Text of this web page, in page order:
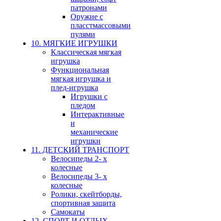
патронами
Оружие с
пласстмассовыми
пулями
10. МЯГКИЕ ИГРУШКИ
Классическая мягкая
игрушка
Функциональная
мягкая игрушка и
плед-игрушка
Игрушки с
пледом
Интерактивные
и
механические
игрушки
11. ДЕТСКИЙ ТРАНСПОРТ
Велосипеды 2- х
колесные
Велосипеды 3- х
колесные
Ролики, скейтборды,
спортивная защита
Самокаты